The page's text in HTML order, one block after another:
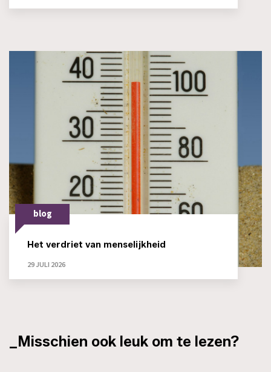
blog
Het verdriet van menselijkheid
29 JULI 2026
_Misschien ook leuk om te lezen?